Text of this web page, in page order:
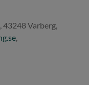
43248 Varberg,